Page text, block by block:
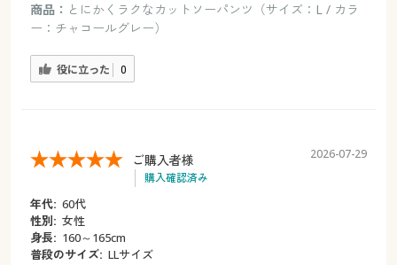
商品： とにかくラクなカットソーパンツ（サイズ：L / カラ
ー：チャコールグレー）
役に立った 0
ご購入者様
購入確認済み
2026-07-29
年代: 60代
性別: 女性
身長: 160～165cm
普段のサイズ: LLサイズ